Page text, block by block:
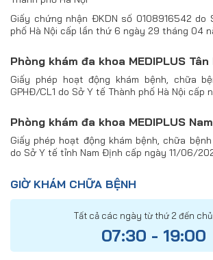
Giấy chứng nhận ĐKDN số 0108916542 do
phố Hà Nội cấp lần thứ 6 ngày 29 tháng 04
Phòng khám đa khoa MEDIPLUS Tân
Giấy phép hoạt động khám bệnh, chữa
GPHĐ/CL1 do Sở Y tế Thành phố Hà Nội
Phòng khám đa khoa MEDIPLUS
Giấy phép hoạt động khám bệnh, chữa bệnh
do Sở Y tế tỉnh Nam Định cấp ngày 11/06/
GIỜ KHÁM CHỮA BỆNH
Tất cả các ngày từ thứ 2 đến
07:30 - 19:00